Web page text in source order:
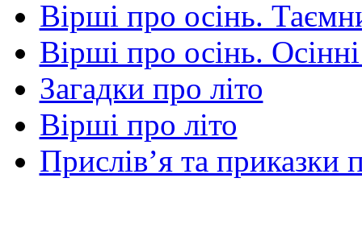
Вірші про осінь.
Вірші про осінь.
Загадки про літо
Вірші про літо
Прислів’я та приказки